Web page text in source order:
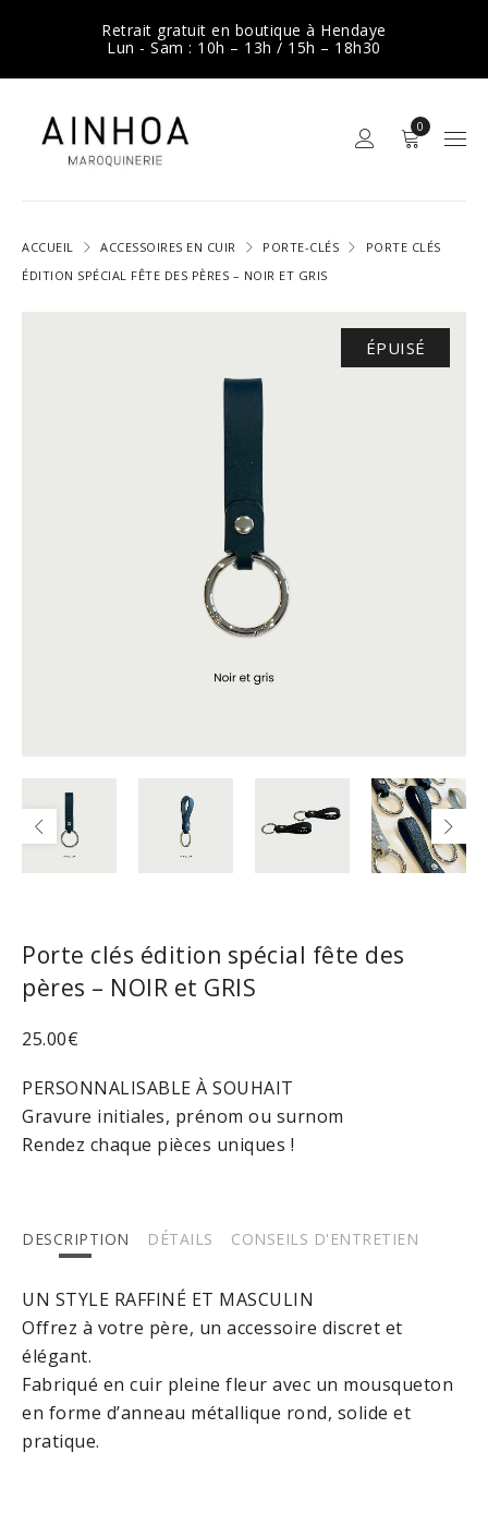
Retrait gratuit en boutique à Hendaye
Lun - Sam : 10h – 13h / 15h – 18h30
0
ACCUEIL ACCESSOIRES EN CUIR PORTE-CLÉS
PORTE CLÉS
ÉDITION SPÉCIAL FÊTE DES PÈRES – NOIR ET GRIS
ÉPUISÉ
Porte clés édition spécial fête des
pères – NOIR et GRIS
25.00€
PERSONNALISABLE À SOUHAIT
Gravure initiales, prénom ou surnom
Rendez chaque pièces uniques !
DESCRIPTION DÉTAILS CONSEILS D'ENTRETIEN
UN STYLE RAFFINÉ ET MASCULIN
Offrez à votre père, un accessoire discret et
élégant.
Fabriqué en cuir pleine fleur avec un mousqueton
en forme d’anneau métallique rond, solide et
pratique.